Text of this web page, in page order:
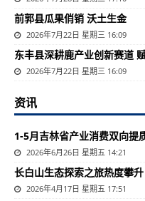
前郭县瓜果俏销 沃土生金
2026年7月22日 星期三 16:09
东丰县深耕鹿产业创新赛道
2026年7月22日 星期三 16:09
资讯
1-5月吉林省产业消费双向提
2026年6月26日 星期五 14:21
长白山生态探索之旅热度攀升
2026年4月17日 星期五 17:51